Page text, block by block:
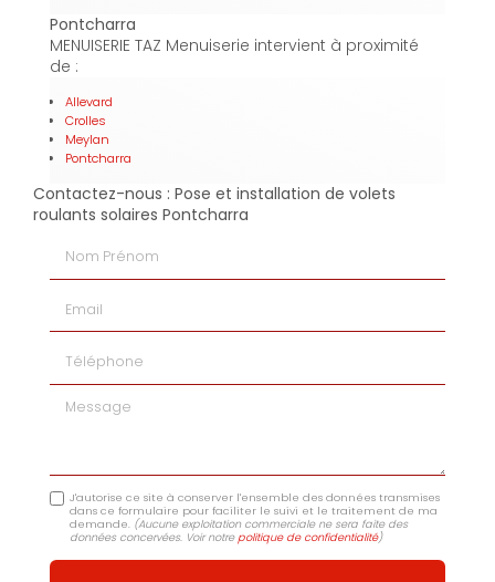
Pontcharra
MENUISERIE TAZ Menuiserie intervient à proximité
de :
Allevard
Crolles
Meylan
Pontcharra
Contactez-nous : Pose et installation de volets
roulants solaires Pontcharra
Message
J'autorise ce site à conserver l'ensemble des données transmises
dans ce formulaire pour faciliter le suivi et le traitement de ma
demande. (Aucune exploitation commerciale ne sera faite des
données concervées. Voir notrepolitique de confidentialité)